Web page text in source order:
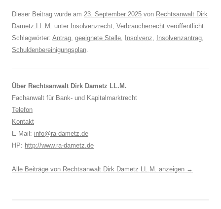
Dieser Beitrag wurde am 23. September 2025 von Rechtsanwalt Dirk
Dametz LL.M. unter Insolvenzrecht, Verbraucherrecht veröffentlicht.
Schlagwörter: Antrag, geeignete Stelle, Insolvenz, Insolvenzantrag,
Schuldenbereinigungsplan.
Über Rechtsanwalt Dirk Dametz LL.M.
Fachanwalt für Bank- und Kapitalmarktrecht
Telefon
Kontakt
E-Mail: info@ra-dametz.de
HP: http://www.ra-dametz.de
Alle Beiträge von Rechtsanwalt Dirk Dametz LL.M. anzeigen →